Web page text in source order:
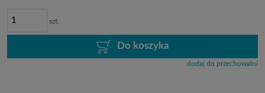
szt.
Do koszyka
dodaj do przechowalni